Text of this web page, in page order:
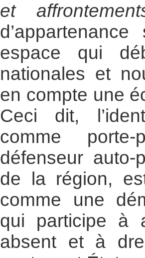
et
espace qui
nationales et
en compte une
Ceci dit,
comme
défenseur auto-
de la région,
comme une
qui participe à
absent et à